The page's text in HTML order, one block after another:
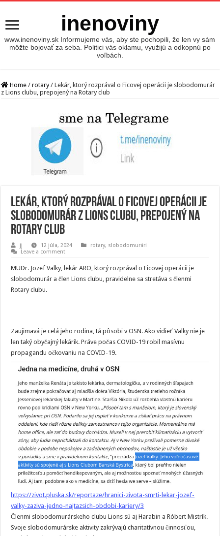
inenoviny
www.inenoviny.sk Informujeme vás, aby ste pochopili, že len vy sám
môžte bojovať za seba. Politici vás oklamu, využijú a odkopnú po
voľbách.
Home / rotary / Lekár, ktorý rozprával o Ficovej operácii je slobodomurár
z Lions clubu, prepojený na Rotary club
Lekár, ktorý rozprával o Ficovej operácii je
slobodomurár z Lions clubu, prepojený na
Rotary club
jj 12 júla, 2024 rotary, slobodomurári
Leave a comment
MUDr. Jozef Valky, lekár ARO, ktorý rozprával o Ficovej operácii je
slobodomurár a člen Lions clubu, pravidelne sa stretáva s členmi
Rotary clubu.
Zaujimavá je celá jeho rodina, tá pôsobi v OSN. Ako vidieť Valky nie je
len taký obyčajný lekárik. Práve počas COVID-19 robil masívnu
propagandu očkovaniu na COVID-19.
https://zivot.pluska.sk/reportaze/hranici-zivota-smrti-lekar-jozef-
valky-zaziva-jedno-najtazsich-obdobi-kariery/3
Členmi slobodomurárskeho clubu Lions sú aj Harabin a Róbert Mistrík.
Svoje slobodomurárske aktivity zakrývajú charitatívnou činnosťou,